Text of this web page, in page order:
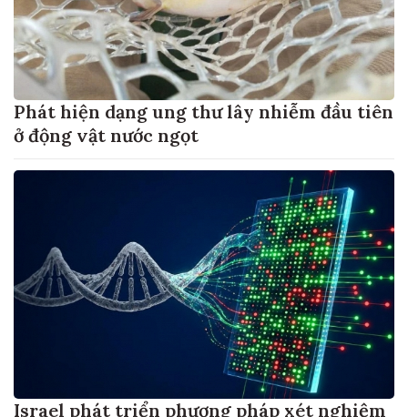
Phát hiện dạng ung thư lây nhiễm đầu tiên
ở động vật nước ngọt
Israel phát triển phương pháp xét nghiệm